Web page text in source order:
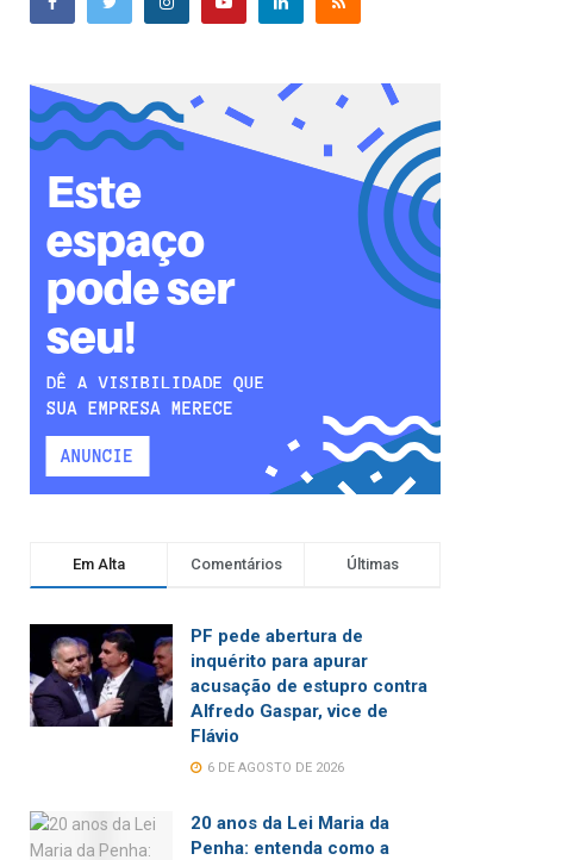
Em Alta Comentários Últimas
PF pede abertura de
inquérito para apurar
acusação de estupro contra
Alfredo Gaspar, vice de
Flávio
6 DE AGOSTO DE 2026
20 anos da Lei Maria da
Penha: entenda como a